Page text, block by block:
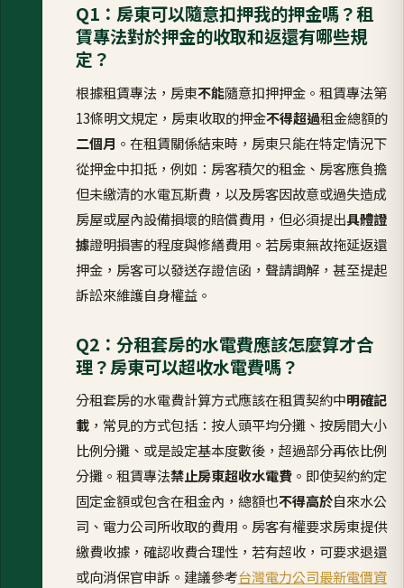
Q1：房東可以隨意扣押我的押金嗎？租
賃專法對於押金的收取和返還有哪些規
定？
根據租賃專法，房東不能隨意扣押押金。租賃專法第
13條明文規定，房東收取的押金不得超過租金總額的
二個月 。在租賃關係結束時，房東只能在特定情況下
從押金中扣抵，例如：房客積欠的租金、房客應負擔
但未繳清的水電瓦斯費，以及房客因故意或過失造成
房屋或屋內設備損壞的賠償費用，但必須提出具體證
據證明損害的程度與修繕費用。若房東無故拖延返還
押金，房客可以發送存證信函，聲請調解，甚至提起
訴訟來維護自身權益。
Q2：分租套房的水電費應該怎麼算才合
理？房東可以超收水電費嗎？
分租套房的水電費計算方式應該在租賃契約中明確記
載，常見的方式包括：按人頭平均分攤、按房間大小
比例分攤、或是設定基本度數後，超過部分再依比例
分攤。租賃專法禁止房東超收水電費。即使契約約定
固定金額或包含在租金內，總額也不得高於自來水公
司、電力公司所收取的費用。房客有權要求房東提供
繳費收據，確認收費合理性，若有超收，可要求退還
或向消保官申訴。建議參考台灣電力公司最新電價資